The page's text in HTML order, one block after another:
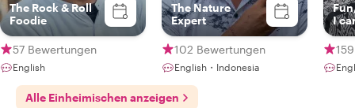
The Rock & Roll
Foodie
57 Bewertungen
English
The Nature
Expert
102 Bewertungen
English・Indonesia
I
Alle Einheimischen anzeigen